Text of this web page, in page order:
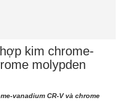
kim chrome-
molypden
vanadium CR-V và chrome